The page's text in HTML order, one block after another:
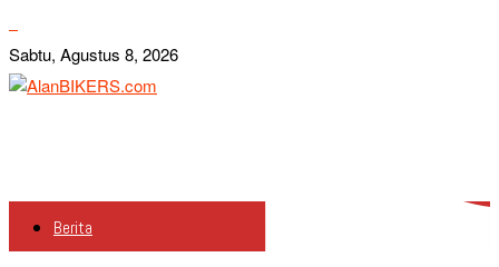
Sabtu, Agustus 8, 2026
Berita